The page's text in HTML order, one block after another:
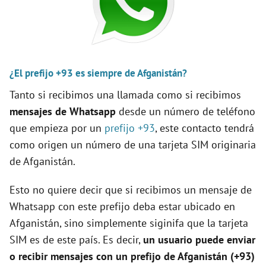
i
d
e
o
¿El prefijo +93 es siempre de Afganistán?
Tanto si recibimos una llamada como si recibimos
mensajes de Whatsapp desde un número de teléfono
que empieza por un prefijo +93, este contacto tendrá
como origen un número de una tarjeta SIM originaria
de Afganistán.
Esto no quiere decir que si recibimos un mensaje de
Whatsapp con este prefijo deba estar ubicado en
Afganistán, sino simplemente siginifa que la tarjeta
SIM es de este país. Es decir, un usuario puede enviar
o recibir mensajes con un prefijo de Afganistán (+93)